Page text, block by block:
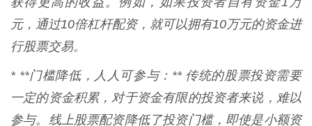
元，通过10倍杠杆配资，就可以拥有10万元的资金进
行股票交易。
* **门槛降低，人人可参与：** 传统的股票投资需要
一定的资金积累，对于资金有限的投资者来说，难以
参与。线上股票配资降低了投资门槛，即使是小额资